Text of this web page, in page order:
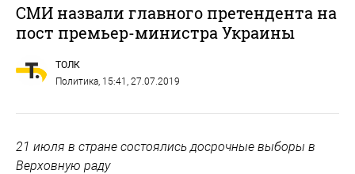
СМИ назвали главного претендента на
пост премьер-министра Украины
ТОЛК
Политика, 15:41, 27.07.2019
21 июля в стране состоялись досрочные выборы в
Верховную раду